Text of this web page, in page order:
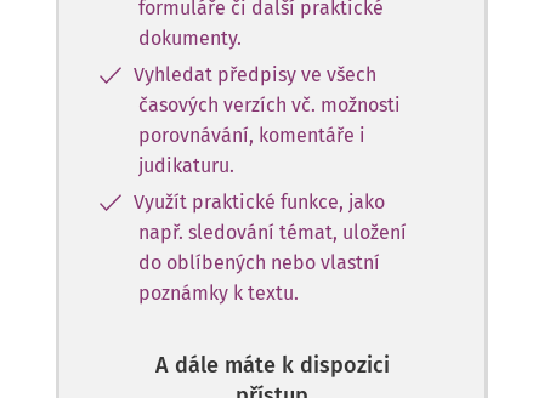
formuláře či další praktické
dokumenty.
Vyhledat předpisy ve všech
časových verzích vč. možnosti
porovnávání, komentáře i
judikaturu.
Využít praktické funkce, jako
např. sledování témat, uložení
do oblíbených nebo vlastní
poznámky k textu.
A dále máte k dispozici